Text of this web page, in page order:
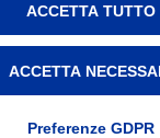
43125 Parma –
–
i.v. –Privacy
preferenze Cookie
ACCETTA TUTTO
ACCETTA
Preferenze GDPR